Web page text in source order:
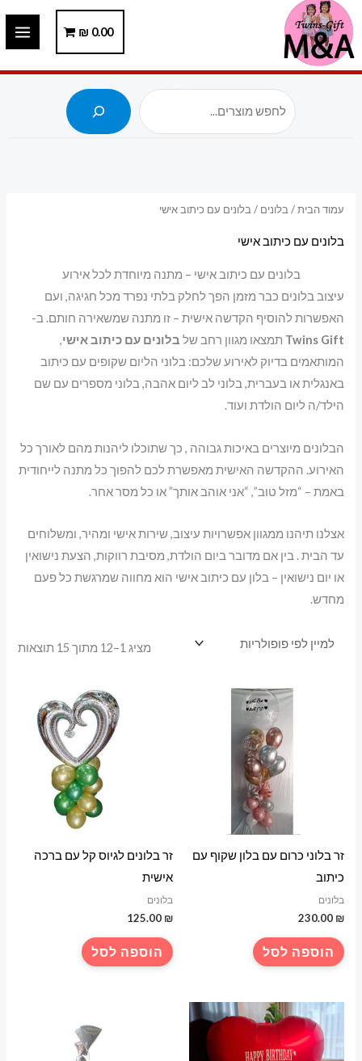
דילוג
לתוכן
0.00
₪
עמוד הבית/בלונים / בלונים עם כיתוב אישי
בלונים עם כיתוב אישי
בלונים עם כיתוב אישי – מתנה מיוחדת לכל אירוע
עיצוב בלונים כבר מזמן הפך לחלק בלתי נפרד מכל חגיגה, ועם
האפשרות להוסיף הקדשה אישית – זו מתנה שמשאירה חותם. ב-
Twins Gift תמצאו מגוון רחב של בלונים עם כיתוב אישי,
המותאמים בדיוק לאירוע שלכם: בלוני הליום שקופים עם כיתוב
באנגלית או בעברית, בלוני לב ליום אהבה, בלוני מספרים עם שם
הילד/ה ליום הולדת ועוד.
הבלונים מיוצרים באיכות גבוהה , כך שתוכלו ליהנות מהם לאורך כל
האירוע. ההקדשה האישית מאפשרת לכם להפוך כל מתנה לייחודית
באמת – “מזל טוב”, “אני אוהב אותך” או כל מסר אחר.
אצלנו תיהנו ממגוון אפשרויות עיצוב, שירות אישי ומהיר, ומשלוחים
עד הבית . בין אם מדובר ביום הולדת, מסיבת רווקות, הצעת נישואין
או יום נישואין – בלון עם כיתוב אישי הוא מחווה שמרגשת כל פעם
מחדש.
מציג 1–12 מתוך 15 תוצאות
זר בלוני כרום עם בלון שקוף עם
כיתוב
בלונים
230.00 ₪
הוספה לסל
זר בלונים לגיוס קל עם ברכה
אישית
בלונים
125.00 ₪
הוספה לסל